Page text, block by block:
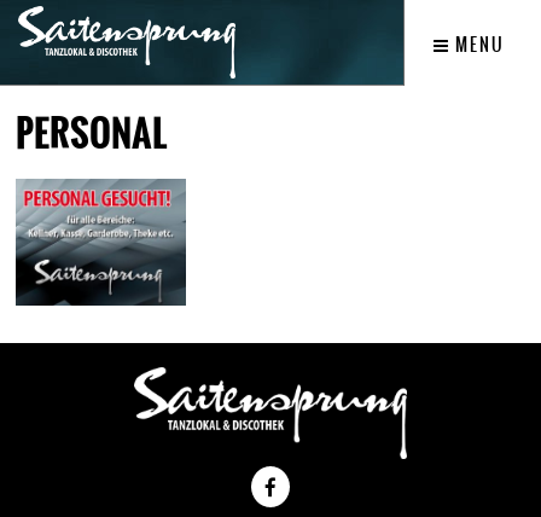
MENU
PERSONAL